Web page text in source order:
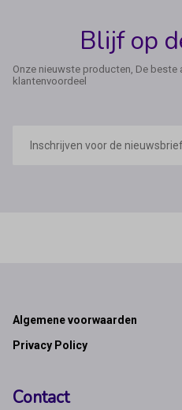
Blijf op
Onze nieuwste producten, De beste
klantenvoordeel
mailadres
Footer
Algemene voorwaarden
Privacy Policy
Contact